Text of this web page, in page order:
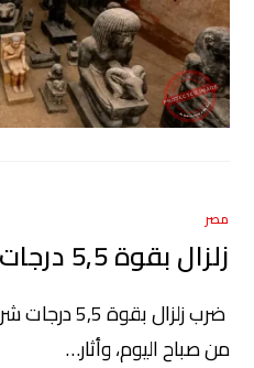
مصر
زلزال بقوة 5,5 درجات يضرب مصر
ضرب زلزال
من صباح اليوم، وأثار…